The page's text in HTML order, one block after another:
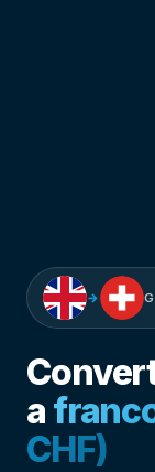
→
a
CHF)